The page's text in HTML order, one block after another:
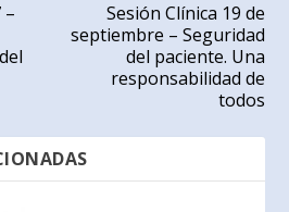
–
Sesión Clínica 19 de
septiembre – Seguridad
del paciente. Una
responsabilidad de
todos